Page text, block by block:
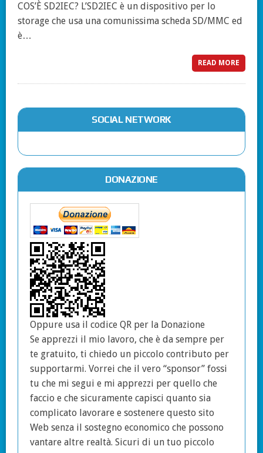
COS’È SD2IEC? L’SD2IEC è un dispositivo per lo
storage che usa una comunissima scheda SD/MMC ed
è…
READ MORE
SOCIAL NETWORK
DONAZIONE
Oppure usa il codice QR per la Donazione
Se apprezzi il mio lavoro, che è da sempre per
te gratuito, ti chiedo un piccolo contributo per
supportarmi. Vorrei che il vero “sponsor” fossi
tu che mi segui e mi apprezzi per quello che
faccio e che sicuramente capisci quanto sia
complicato lavorare e sostenere questo sito
Web senza il sostegno economico che possono
vantare altre realtà. Sicuri di un tuo piccolo